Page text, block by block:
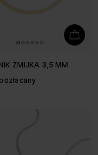
ŻMIJKA 3,5 MM